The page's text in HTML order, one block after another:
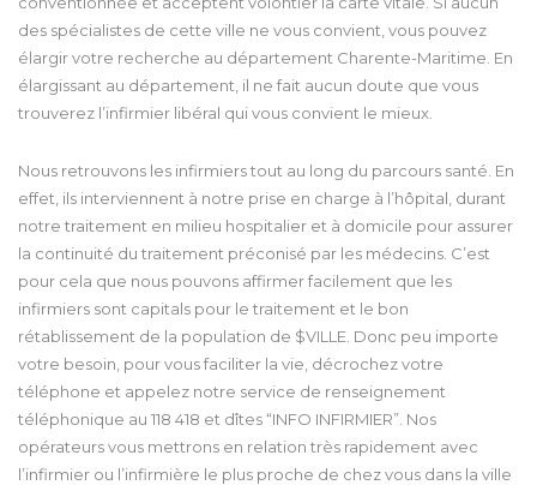
des spécialistes de cette ville ne vous convient, vous pouvez
élargir votre recherche au département Charente-Maritime. En
élargissant au département, il ne fait aucun doute que vous
trouverez l’infirmier libéral qui vous convient le mieux.
Nous retrouvons les infirmiers tout au long du parcours santé. En
effet, ils interviennent à notre prise en charge à l’hôpital, durant
notre traitement en milieu hospitalier et à domicile pour assurer
la continuité du traitement préconisé par les médecins. C’est
pour cela que nous pouvons affirmer facilement que les
infirmiers sont capitals pour le traitement et le bon
rétablissement de la population de $VILLE. Donc peu importe
votre besoin, pour vous faciliter la vie, décrochez votre
téléphone et appelez notre service de renseignement
téléphonique au 118 418 et dîtes “INFO INFIRMIER”. Nos
opérateurs vous mettrons en relation très rapidement avec
l’infirmier ou l’infirmière le plus proche de chez vous dans la ville